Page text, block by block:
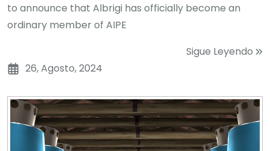
to announce that Albrigi has officially become an
ordinary member of AIPE
Sigue Leyendo
26, Agosto, 2024